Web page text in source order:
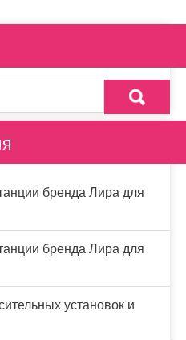
бренда Лира для
бренда Лира для
установок и